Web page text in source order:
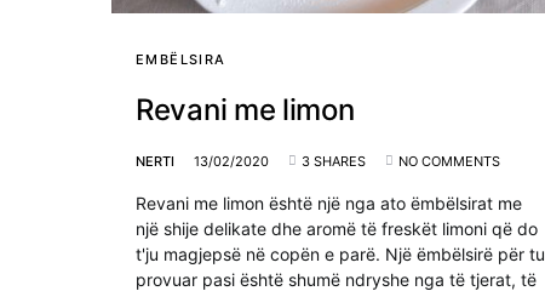
EMBËLSIRA
Revani me limon
NERTI 13/02/2020 3 SHARES NO COMMENTS
Revani me limon është një nga ato ëmbëlsirat me
një shije delikate dhe aromë të freskët limoni që do
t'ju magjepsë në copën e parë. Një ëmbëlsirë për tu
provuar pasi është shumë ndryshe nga të tjerat, të